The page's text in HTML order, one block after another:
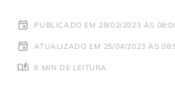
PUBLICADO EM 28/02/2023 ÀS
ATUALIZADO EM 25/04/2023 ÀS
6 MIN DE LEITURA